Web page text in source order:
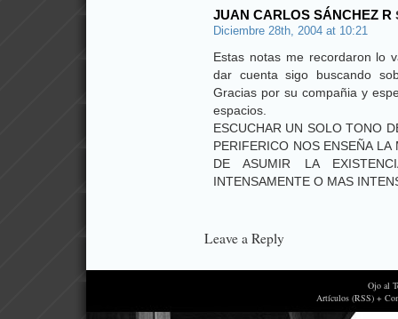
JUAN CARLOS SÁNCHEZ R
Diciembre 28th, 2004 at 10:21
Estas notas me recordaron lo
dar cuenta sigo buscando
Gracias por su compañia y
espacios.
ESCUCHAR UN SOLO TONO
PERIFERICO NOS ENSEÑA
DE ASUMIR LA
INTENSAMENTE O MAS
Leave a Reply
Ojo al
Artículos (RSS) +